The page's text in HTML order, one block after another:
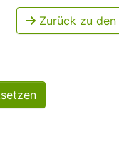
Zurück zu